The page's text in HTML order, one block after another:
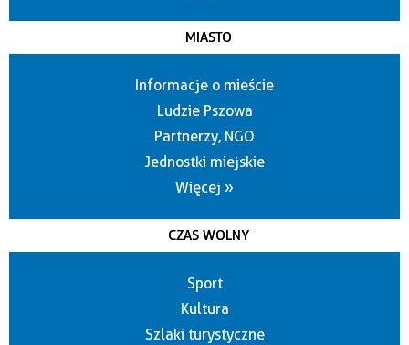
MIASTO
Informacje o mieście
Ludzie Pszowa
Partnerzy, NGO
Jednostki miejskie
Więcej »
CZAS WOLNY
Sport
Kultura
Szlaki turystyczne